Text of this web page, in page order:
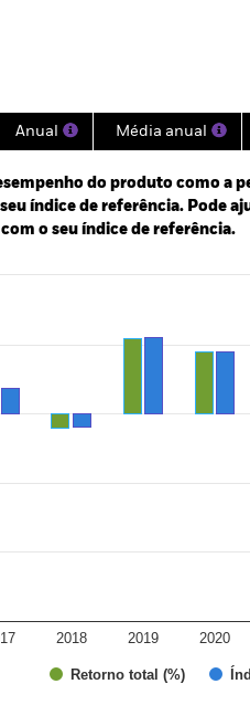
2026-08-06 00:00:00.
Anual Média anual
do produto como a
índice de referência. Pode
o seu índice de referência.
Values. Range: -30 to 20.
Retorno total (%)
2018 2019 2020